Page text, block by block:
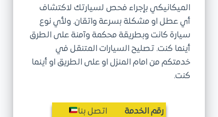
الميكانيكي بإجراء فحص لسيارتك لاكتشاف
أي عطل او مشكلة بسرعة واتقان. ولأي نوع
سيارة كانت وبطريقة محكمة وآمنة على الطرق
أينما كنت. تصليح السيارات المتنقل في
خدمتكم من امام المنزل او على الطريق او أينما
كنت.
رقم الخدمة
اتصل بنا